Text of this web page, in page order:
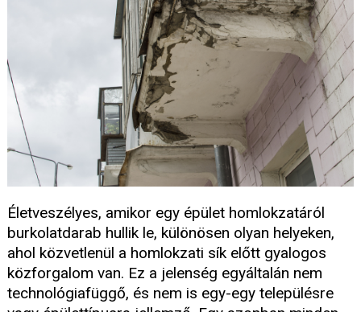
Életveszélyes, amikor egy épület homlokzatáról
burkolatdarab hullik le, különösen olyan helyeken,
ahol közvetlenül a homlokzati sík előtt gyalogos
közforgalom van. Ez a jelenség egyáltalán nem
technológiafüggő, és nem is egy-egy településre